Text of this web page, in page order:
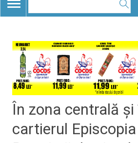
TOGGLE
NAVIGATION
În zona centrală și
cartierul